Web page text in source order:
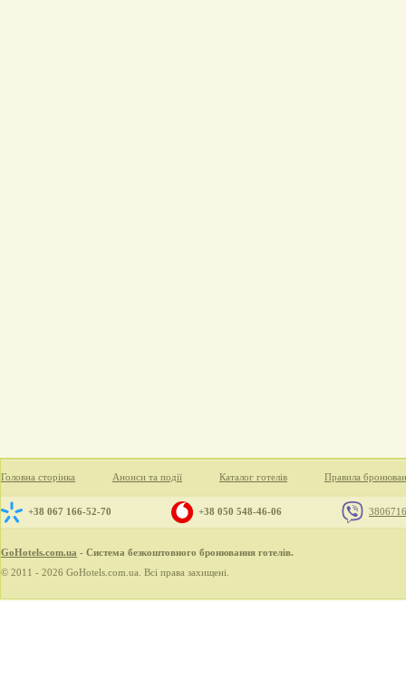
Головна сторінка Анонси та події Каталог готелів Правила
+38 067 166-52-70 +38 050 548-46-06
GoHotels.com.ua - Система безкоштовного бронювання готелів.
© 2011 - 2026 GoHotels.com.ua. Всі права захищені.